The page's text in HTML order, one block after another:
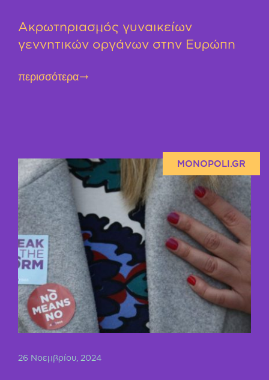
Ακρωτηριασμός γυναικείων
γεννητικών οργάνων στην Ευρώπη
περισσότερα
MONOPOLI.GR
26 Νοεμβρίου, 2024